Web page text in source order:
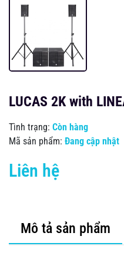
LUCAS 2K with
Tình trạng: Còn hàng
Mã sản phẩm: Đang cập nhật
Liên hệ
Mô tả sản phẩm